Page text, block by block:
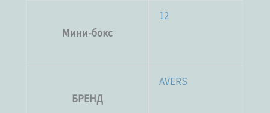
Мини-бокс
12
БРЕНД
AVERS